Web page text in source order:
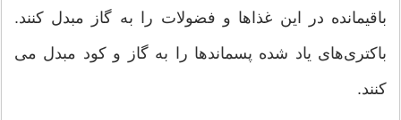
باقیمانده در این غذاها و فضولات را به گاز مبدل کنند.
باکتری‌های یاد شده پسماندها را به گاز و کود مبدل می
کنند.